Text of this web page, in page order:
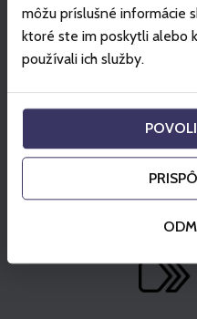
môžu príslušné informácie
ktoré ste im poskytli alebo
používali ich služby.